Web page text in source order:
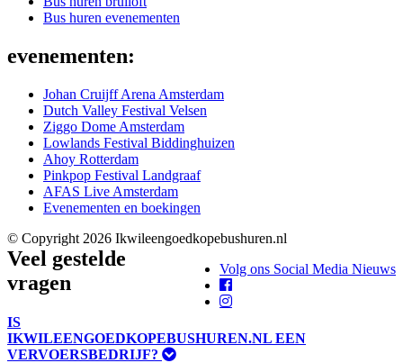
Bus huren evenementen
evenementen:
Johan Cruijff Arena Amsterdam
Dutch Valley Festival Velsen
Ziggo Dome Amsterdam
Lowlands Festival Biddinghuizen
Ahoy Rotterdam
Pinkpop Festival Landgraaf
AFAS Live Amsterdam
Evenementen en boekingen
© Copyright 2026 Ikwileengoedkopebushuren.nl
Volg ons Social Media Nieuws
Veel gestelde
vragen
IS
IKWILEENGOEDKOPEBUSHUREN.NL EEN
VERVOERSBEDRIJF?